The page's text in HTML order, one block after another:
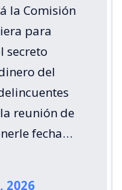
la Comisión
para
secreto
del
reunión de
fecha…
2026